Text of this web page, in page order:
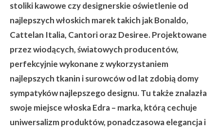
stoliki kawowe czy designerskie oświetlenie od
najlepszych włoskich marek takich jakBonaldo,
Cattelan Italia, Cantorioraz Desiree. Projektowane
przez wiodących, światowych producentów,
perfekcyjnie wykonane z wykorzystaniem
najlepszych tkanin i surowców od lat zdobią domy
sympatyków najlepszego designu. Tu także znalazła
swoje miejsce włoskaEdra– marka, którą cechuje
uniwersalizm produktów, ponadczasowa elegancja i